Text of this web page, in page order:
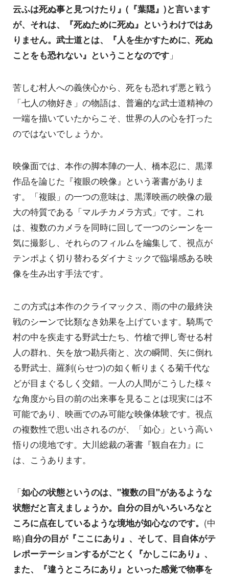
云ふは死ぬ事と見つけたり』(『葉隠』)と言います
が、それは、『死ぬために死ぬ』というわけではあ
りません。武士道とは、『人を生かすために、死ぬ
ことをも恐れない』ということなのです 」
苦しむ村人への義侠心から、死をも恐れず悪と戦う
「七人の物好き」の物語は、普遍的な武士道精神の
一端を描いていたからこそ、世界の人の心を打った
のではないでしょうか。
映像面では、本作の脚本陣の一人、橋本忍に、黒澤
作品を論じた『複眼の映像』という著書がありま
す。「複眼」の一つの意味は、黒澤映画の映像の最
大の特質である「マルチカメラ方式」です。これ
は、複数のカメラを同時に回して一つのシーンを一
気に撮影し、それらのフィルムを編集して、視点が
テンポよく切り替わるダイナミックで臨場感ある映
像を生み出す手法です。
この方式は本作のクライマックス、雨の中の最終決
戦のシーンで比類なき効果を上げています。騎馬で
村の中を疾走する野武士たち、竹槍で押し寄せる村
人の群れ、矢を放つ勘兵衛と、次の瞬間、矢に倒れ
る野武士、羅刹(らせつ)の如く斬りまくる菊千代な
どが目まぐるしく交錯。一人の人間がこうした様々
な角度から目の前の出来事を見ることは現実には不
可能であり、映画でのみ可能な映像体験です。視点
の複数性で思い出されるのが、「如心」という高い
悟りの境地です。大川総裁の著書『観自在力』に
は、こうあります。
「如心の状態というのは、"複数の目"があるような
状態だと言えましょうか。自分の目がいろいろなと
ころに点在しているような境地が如心なのです。 (中
略)自分の目が『ここにあり』、そして、目自体がテ
レポーテーションするがごとく『かしこにあり』、
また、『違うところにあり』といった感覚で物事を